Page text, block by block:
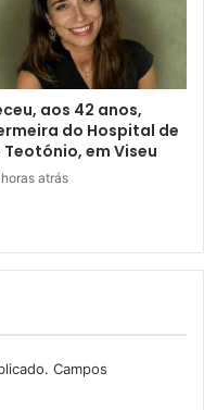
aos 42 anos,
do Hospital de
Teotónio, em Viseu
atrás
Campos